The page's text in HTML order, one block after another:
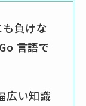
負けな
言語で
広い知識